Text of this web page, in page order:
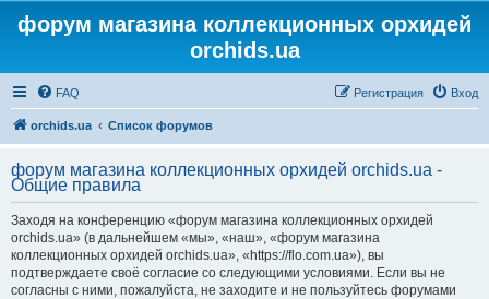
форум магазина коллекционных орхидей
orchids.ua
FAQ Вход
Регистрация
orchids.ua Список форумов
форум магазина коллекционных орхидей orchids.ua -
Общие правила
Заходя на конференцию «форум магазина коллекционных орхидей
orchids.ua» (в дальнейшем «мы», «наш», «форум магазина
коллекционных орхидей orchids.ua», «https://flo.com.ua»), вы
подтверждаете своё согласие со следующими условиями. Если вы не
согласны с ними, пожалуйста, не заходите и не пользуйтесь форумами